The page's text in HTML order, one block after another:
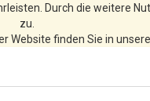
Durch die weitere
zu.
Website finden Sie in